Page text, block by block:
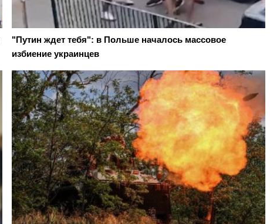
"Путин ждет тебя": в Польше началось массовое
избиение украинцев